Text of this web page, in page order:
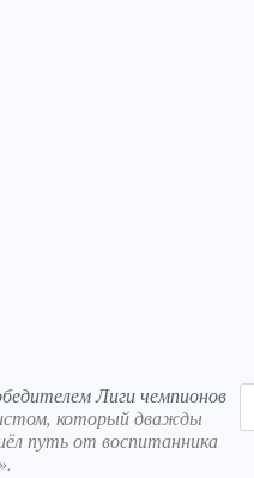
Лиги чемпионов
который дважды
путь от воспитанника